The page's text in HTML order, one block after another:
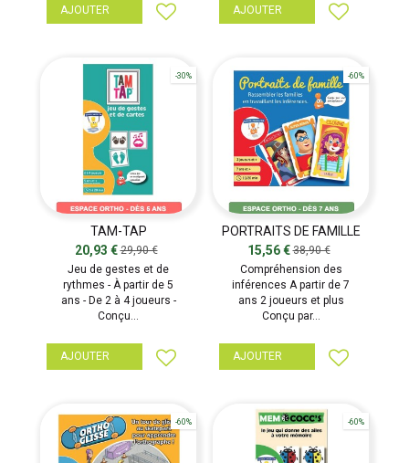
AJOUTER AJOUTER
-30%
TAM-TAP
20,93 €29,90 €
Jeu de gestes et de
rythmes - À partir de 5
ans - De 2 à 4 joueurs -
Conçu...
AJOUTER
-60%
PORTRAITS DE FAMILLE
15,56 €38,90 €
Compréhension des
inférences A partir de 7
ans 2 joueurs et plus
Conçu par...
AJOUTER
-60% -60%